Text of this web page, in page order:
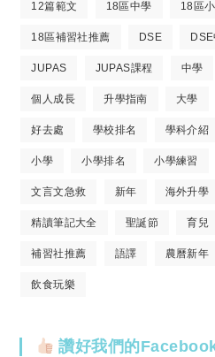
12篇範文 18區中學 18區
18區補習社推薦 DSE
JUPAS JUPAS課程 中學
個人成長 升學指南 大學
好去處 學校排名 學科介紹
小學 小學排名 小學練習
文言文急救 新年 海外升學
精讀筆記大全 聖誕節 育兒
補習社推薦 語譯 農曆新年
飲食玩樂
讚好我們的